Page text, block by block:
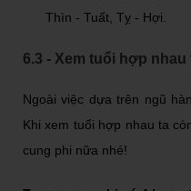
Thìn - Tuất, Tỵ - Hợi.
6.3 - Xem tuổi hợp
Ngoài việc dựa trên ngũ
Khi xem tuổi hợp nhau ta
cung phi nữa nhé!